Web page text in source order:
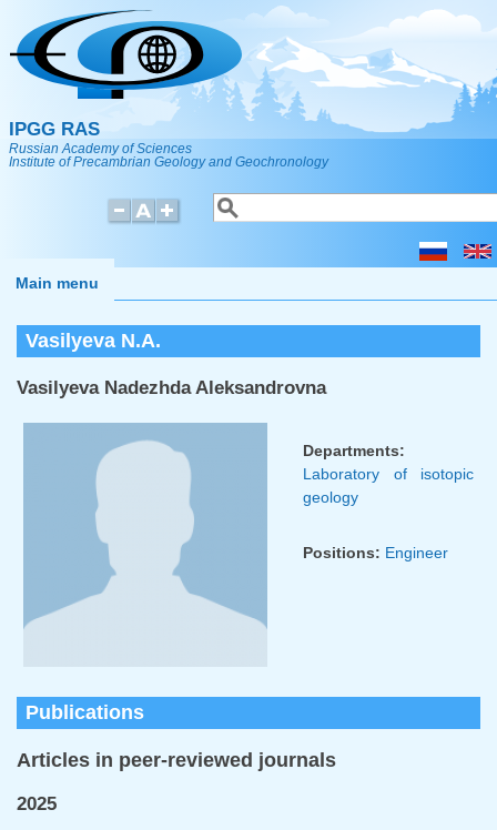
Skip to main content
IPGG RAS
Russian Academy of Sciences
Institute of Precambrian Geology and Geochronology
Search form
Search
Main menu
Vasilyeva N.A.
Vasilyeva Nadezhda Aleksandrovna
Departments:
Laboratory of isotopic
geology
Positions: Engineer
Publications
Articles in peer-reviewed journals
2025